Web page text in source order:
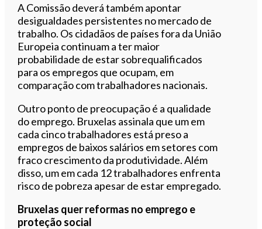
A Comissão deverá também apontar
desigualdades persistentes no mercado de
trabalho. Os cidadãos de países fora da União
Europeia continuam a ter maior
probabilidade de estar sobrequalificados
para os empregos que ocupam, em
comparação com trabalhadores nacionais.
Outro ponto de preocupação é a qualidade
do emprego. Bruxelas assinala que um em
cada cinco trabalhadores está preso a
empregos de baixos salários em setores com
fraco crescimento da produtividade. Além
disso, um em cada 12 trabalhadores enfrenta
risco de pobreza apesar de estar empregado.
Bruxelas quer reformas no emprego e
proteção social